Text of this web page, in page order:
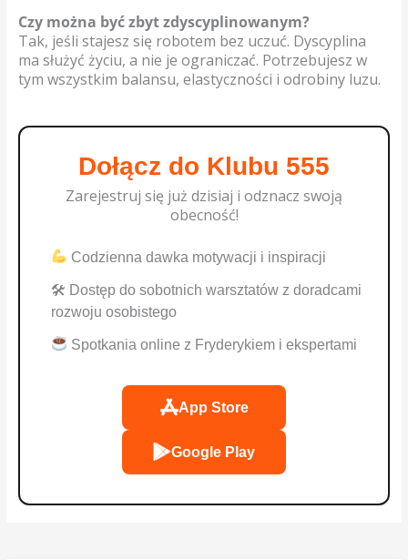
Czy można być zbyt zdyscyplinowanym?
Tak, jeśli stajesz się robotem bez uczuć. Dyscyplina
ma służyć życiu, a nie je ograniczać. Potrzebujesz w
tym wszystkim balansu, elastyczności i odrobiny luzu.
Dołącz do Klubu 555
Zarejestruj się już dzisiaj i odznacz swoją
obecność!
Codzienna dawka motywacji i inspiracji
🛠 Dostęp do sobotnich warsztatów z doradcami
rozwoju osobistego
Spotkania online z Fryderykiem i ekspertami
App Store
Google Play